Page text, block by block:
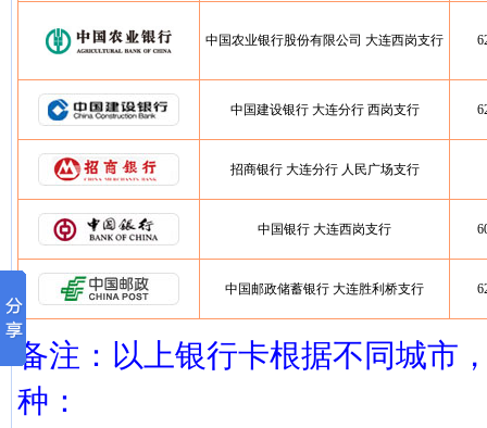
中国农业银行股份有限公司 大连西岗支行
中国建设银行 大连分行 西岗支行
招商银行 大连分行 人民广场支行
中国银行 大连西岗支行
中国邮政储蓄银行 大连胜利桥支行
备注：以上银行卡根据不同城市
种：